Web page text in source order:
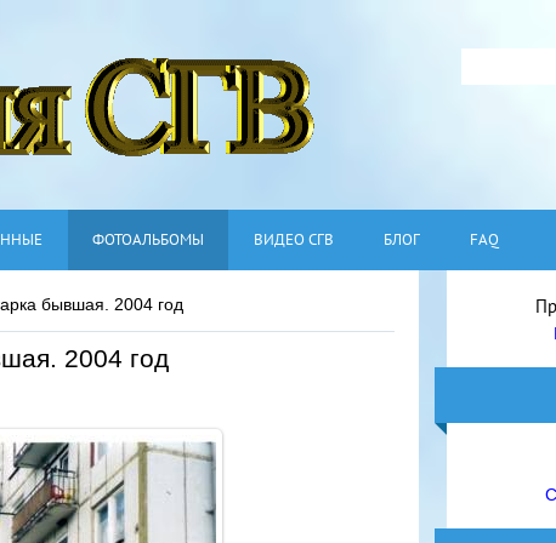
ФОТОАЛЬБОМЫ ВИДЕО СГВ БЛОГ FAQ
бывшая. 2004 год
2004 год